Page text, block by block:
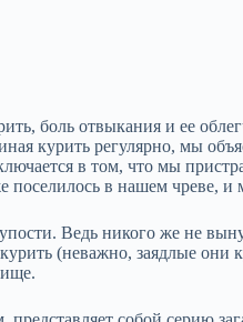
боль отвыкания и ее
курить регулярно, мы
в том, что мы
поселилось в нашем чреве,
Ведь никого же не
(неважно, заядлые они